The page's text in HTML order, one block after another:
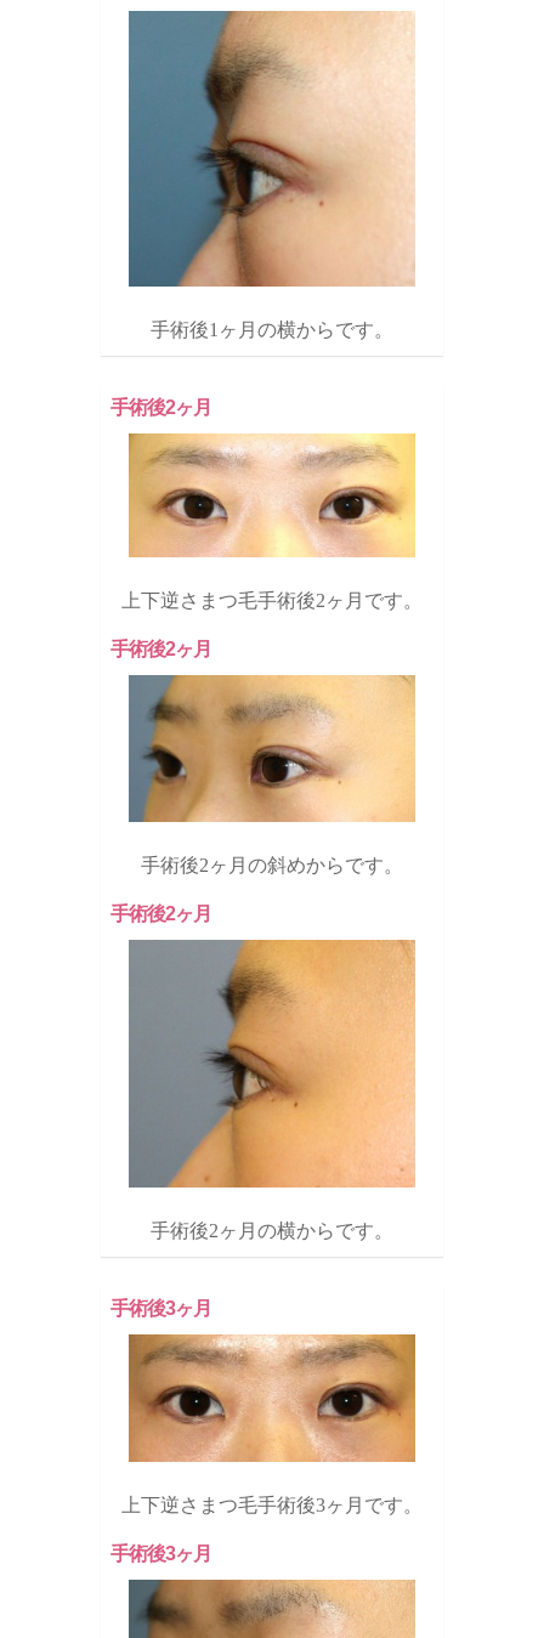
手術後1ヶ月の横からです。
手術後2ヶ月
上下逆さまつ毛手術後2ヶ月です。
手術後2ヶ月
手術後2ヶ月の斜めからです。
手術後2ヶ月
手術後2ヶ月の横からです。
手術後3ヶ月
上下逆さまつ毛手術後3ヶ月です。
手術後3ヶ月